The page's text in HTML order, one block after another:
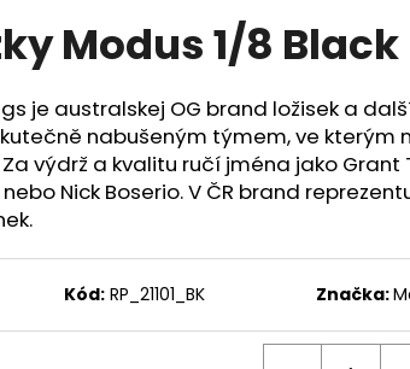
Modus 1/8 Black
je australskej OG brand ložisek a
nabušeným týmem, ve kterým
výdrž a kvalitu ručí jména jako Grant
Nick Boserio. V ČR brand
Kód: RP_21101_BK Značka: